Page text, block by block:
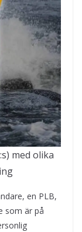
med olika
en PLB,
som är på